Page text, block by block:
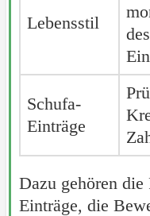
Lebensstil
Schufa-
Einträge
Dazu gehören
Einträge, die